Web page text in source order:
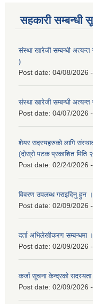
सहकारी सम्बन्धी
संस्था खारेजी सम्बन्धी
)
Post date: 04/08/2026
संस्था खारेजी सम्बन्धी
Post date: 04/07/2026
शेयर सदस्यहरुको लागि
(दोस्रो पटक प्रकाशित
Post date: 02/24/2026
विवरण उपलब्ध गराइदिनु हुन ।
Post date: 02/09/2026
दर्ता अभिलेखीकरण सम्बन्धमा ।
Post date: 02/09/2026
कर्जा सूचना केन्द्रको सदस्यता
Post date: 02/09/2026